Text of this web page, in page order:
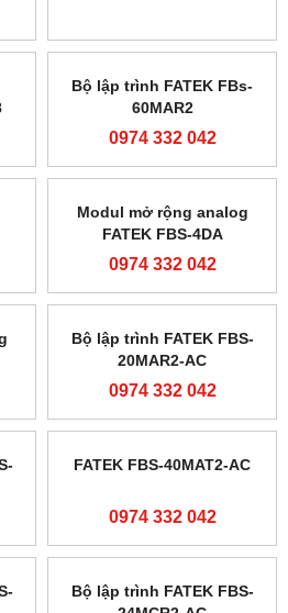
Bộ lập trình FATEK FBs-
0974 332 042